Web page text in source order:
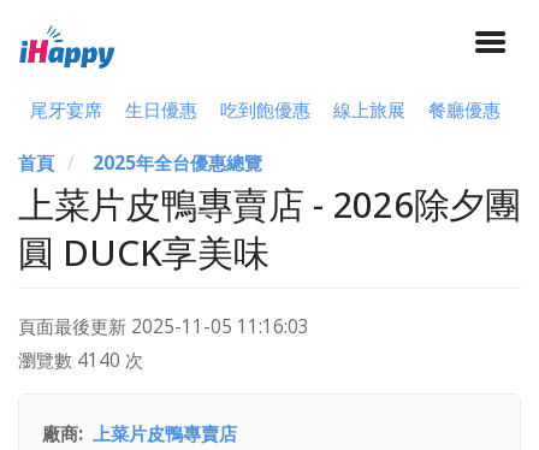
尾牙宴席 生日優惠 吃到飽優惠 線上旅展 餐廳優惠
首頁 2025年全台優惠總覽
上菜片皮鴨專賣店 - 2026除夕團
圓 DUCK享美味
頁面最後更新 2025-11-05 11:16:03
瀏覽數 4140 次
廠商 上菜片皮鴨專賣店